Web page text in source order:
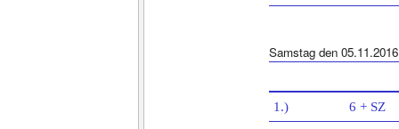
Samstag den 05.11.2016
1.) 6 + SZ